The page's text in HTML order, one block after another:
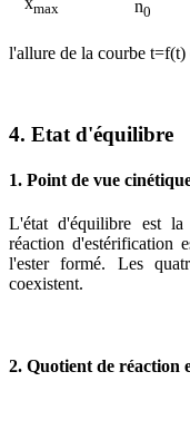
max n0
l'allure de la courbe t=f(t)
4. Etat d'équilibre
1. Point de vue
L'état d'équilibre est
réaction d'estérification
l'ester formé. Les
coexistent.
2. Quotient de réaction